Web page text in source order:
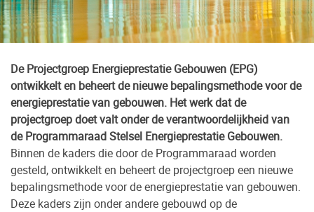
De Projectgroep Energieprestatie Gebouwen (EPG)
ontwikkelt en beheert de nieuwe bepalingsmethode voor de
energieprestatie van gebouwen. Het werk dat de
projectgroep doet valt onder de verantwoordelijkheid van
de Programmaraad Stelsel Energieprestatie Gebouwen.
Binnen de kaders die door de Programmaraad worden
gesteld, ontwikkelt en beheert de projectgroep een nieuwe
bepalingsmethode voor de energieprestatie van gebouwen.
Deze kaders zijn onder andere gebouwd op de